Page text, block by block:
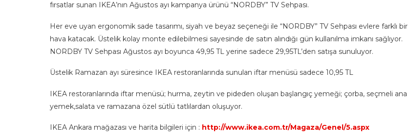
fırsatlar sunan IKEA’nın Ağustos ayı kampanya ürünü “NORDBY” TV Sehpası.
Her eve uyan ergonomik sade tasarımı, siyah ve beyaz seçeneği ile “NORDBY” TV Sehpası evlere farklı bir
hava katacak. Üstelik kolay monte edilebilmesi sayesinde de satın alındığı gün kullanılma imkanı sağlıyor.
NORDBY TV Sehpası Ağustos ayı boyunca 49,95 TL yerine sadece 29,95TL’den satışa sunuluyor.
Üstelik Ramazan ayı süresince IKEA restoranlarında sunulan iftar menüsü sadece 10,95 TL
IKEA restoranlarında iftar menüsü; hurma, zeytin ve pideden oluşan başlangıç yemeği; çorba, seçmeli ana
yemek,salata ve ramazana özel sütlü tatlılardan oluşuyor.
IKEA Ankara mağazası ve harita bilgileri için : http://www.ikea.com.tr/Magaza/Genel/5.aspx